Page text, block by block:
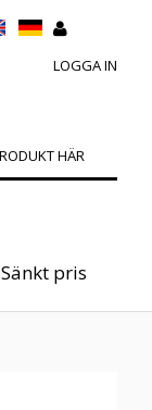
LOGGA IN
Sänkt pris